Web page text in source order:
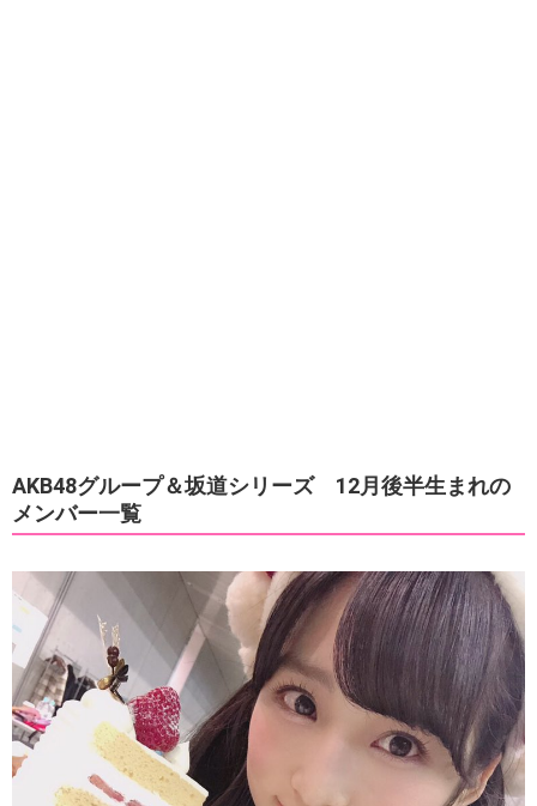
AKB48グループ＆坂道シリーズ 12月後半生まれの
メンバー一覧